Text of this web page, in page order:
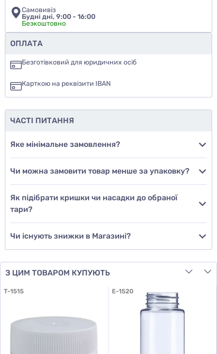
Чи рекомендуєте ви цей товар
так
ще не знаю
Додати відгук
Самовивіз
Будні дні, 9:00 - 16:00
Безкоштовно
ОПЛАТА
Безготівковий для юридичних осіб
Карткою на реквізити IBAN
ЧАСТІ ПИТАННЯ
Яке мінімальне замовлення?
Чи можна замовити товар менше за упаковку?
Як підібрати кришки чи насадки до обраної
тари?
Чи існують знижки в Магазині?
З ЦИМ ТОВАРОМ КУПУЮТЬ
T-1515 E-1520